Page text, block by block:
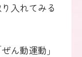
入れてみる
ん動運動」